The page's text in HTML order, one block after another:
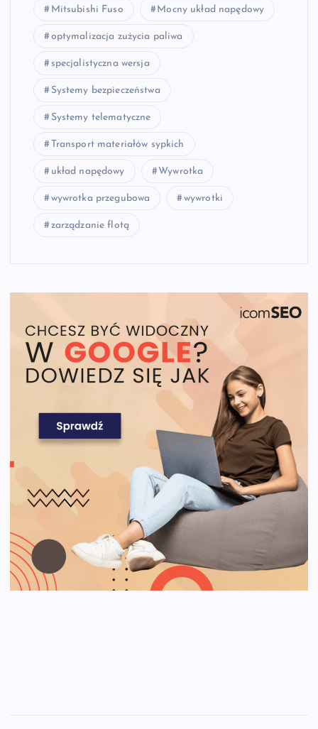
Mitsubishi Fuso Mocny układ napędowy
optymalizacja zużycia paliwa
specjalistyczna wersja
Systemy bezpieczeństwa
Systemy telematyczne
Transport materiałów sypkich
układ napędowy Wywrotka
wywrotka przegubowa wywrotki
zarządzanie flotą